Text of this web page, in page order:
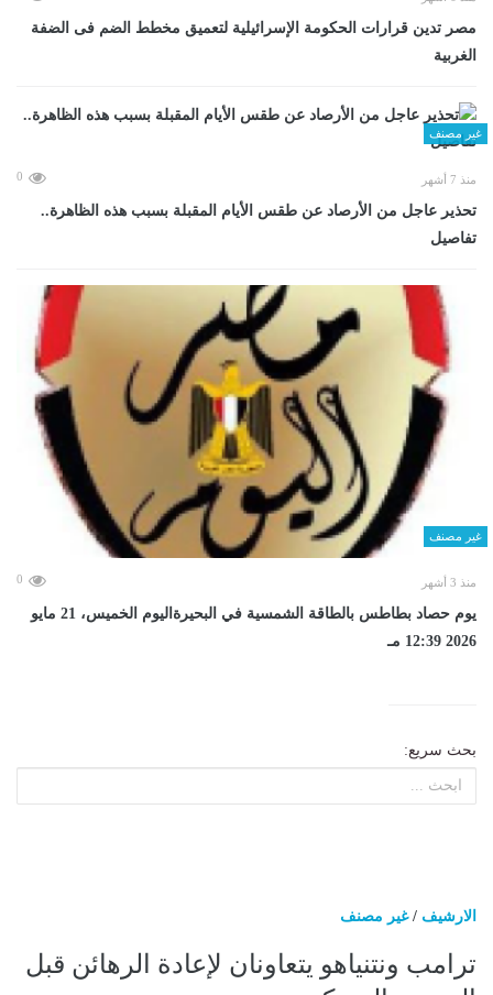
مصر تدين قرارات الحكومة الإسرائيلية لتعميق مخطط الضم فى الضفة
الغربية
غير مصنف
منذ 7 أشهر 0
تحذير عاجل من الأرصاد عن طقس الأيام المقبلة بسبب هذه الظاهرة..
تفاصيل
غير مصنف
منذ 3 أشهر 0
يوم حصاد بطاطس بالطاقة الشمسية في البحيرةاليوم الخميس، 21 مايو
2026 12:39 مـ
بحث سريع:
الارشيف /غير مصنف
ترامب ونتنياهو يتعاونان لإعادة الرهائن قبل